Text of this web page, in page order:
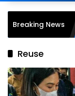
Breaking News
Reuse